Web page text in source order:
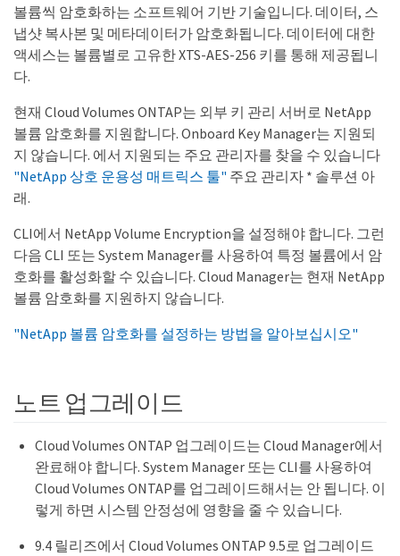
볼륨씩 암호화하는 소프트웨어 기반 기술입니다. 데이터, 스
냅샷 복사본 및 메타데이터가 암호화됩니다. 데이터에 대한
액세스는 볼륨별로 고유한 XTS-AES-256 키를 통해 제공됩니
다.
현재 Cloud Volumes ONTAP는 외부 키 관리 서버로 NetApp
볼륨 암호화를 지원합니다. Onboard Key Manager는 지원되
지 않습니다. 에서 지원되는 주요 관리자를 찾을 수 있습니다
"NetApp 상호 운용성 매트릭스 툴" 주요 관리자 * 솔루션 아
래.
CLI에서 NetApp Volume Encryption을 설정해야 합니다. 그런
다음 CLI 또는 System Manager를 사용하여 특정 볼륨에서 암
호화를 활성화할 수 있습니다. Cloud Manager는 현재 NetApp
볼륨 암호화를 지원하지 않습니다.
"NetApp 볼륨 암호화를 설정하는 방법을 알아보십시오"
노트 업그레이드
Cloud Volumes ONTAP 업그레이드는 Cloud Manager에서
완료해야 합니다. System Manager 또는 CLI를 사용하여
Cloud Volumes ONTAP를 업그레이드해서는 안 됩니다. 이
렇게 하면 시스템 안정성에 영향을 줄 수 있습니다.
9.4 릴리즈에서 Cloud Volumes ONTAP 9.5로 업그레이드